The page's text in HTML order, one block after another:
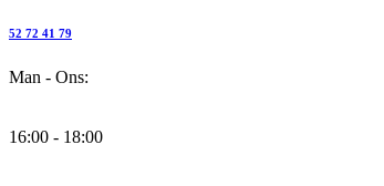
52 72 41 79
Man - Ons:
16:00 - 18:00